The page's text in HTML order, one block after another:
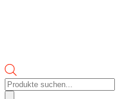
Products
search